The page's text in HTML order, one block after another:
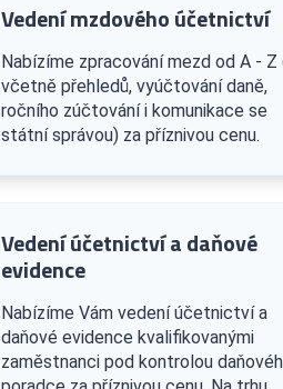
Vedení mzdového účetnictví
Nabízíme zpracování mezd od A - Z
včetně přehledů, vyúčtování daně,
ročního zúčtování i komunikace se
státní správou) za příznivou cenu.
Vedení účetnictví a daňové
evidence
Nabízíme Vám vedení účetnictví a
daňové evidence kvalifikovanými
zaměstnanci pod kontrolou